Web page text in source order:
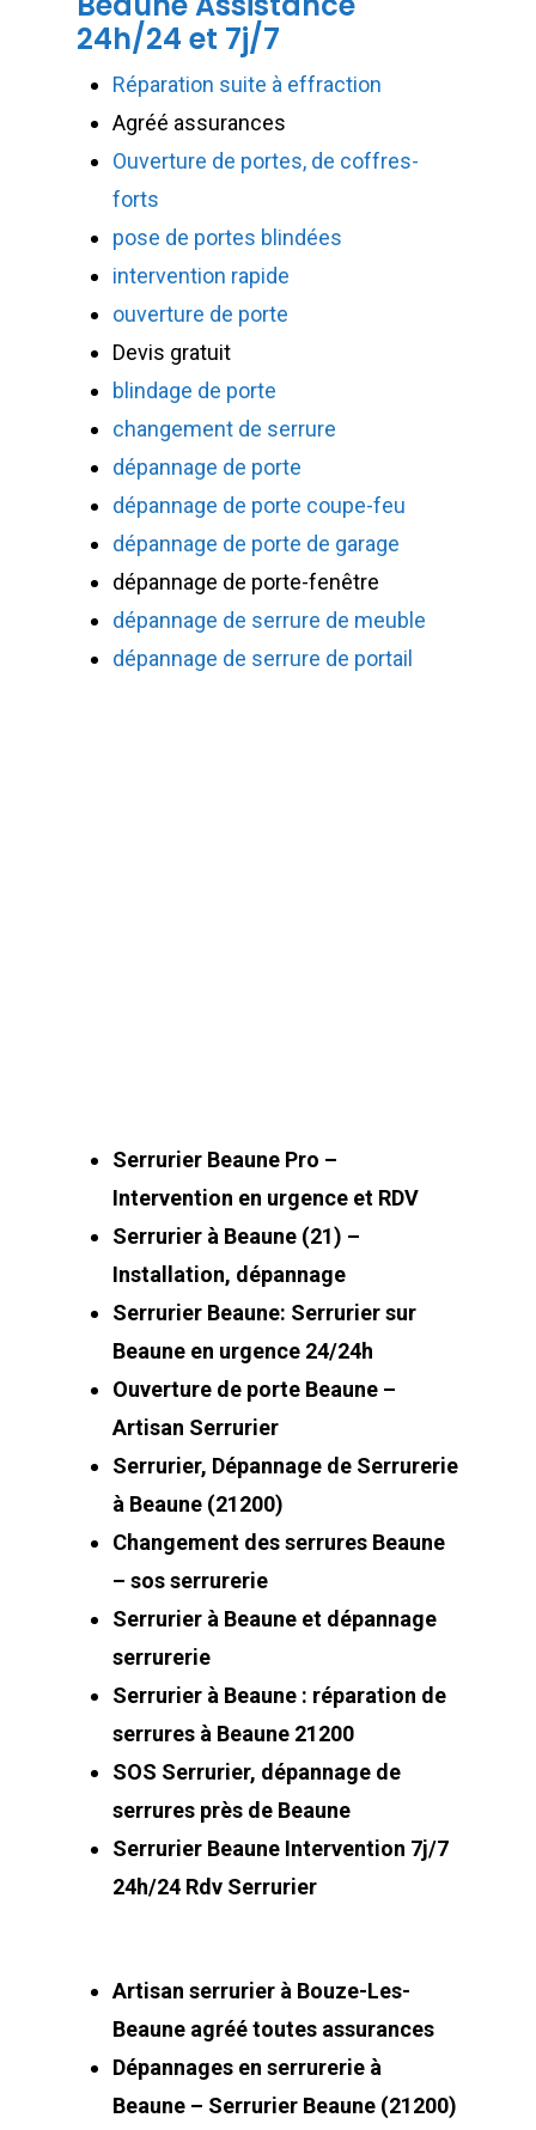
24h/24 et 7j/7
Réparation suite à effraction
Agréé assurances
Ouverture de portes, de coffres-
forts
pose de portes blindées
intervention rapide
ouverture de porte
Devis gratuit
blindage de porte
changement de serrure
dépannage de porte
dépannage de porte coupe-feu
dépannage de porte de garage
dépannage de porte-fenêtre
dépannage de serrure de meuble
dépannage de serrure de portail
Serrurier Beaune Pro –
Intervention en urgence et RDV
Serrurier à Beaune (21) –
Installation, dépannage
Serrurier Beaune: Serrurier sur
Beaune en urgence 24/24h
Ouverture de porte Beaune –
Artisan Serrurier
Serrurier, Dépannage de Serrurerie
à Beaune (21200)
Changement des serrures Beaune
– sos serrurerie
Serrurier à Beaune et dépannage
serrurerie
Serrurier à Beaune : réparation de
serrures à Beaune 21200
SOS Serrurier, dépannage de
serrures près de Beaune
Serrurier Beaune Intervention 7j/7
24h/24 Rdv Serrurier
Artisan serrurier à Bouze-Les-
Beaune agréé toutes assurances
Dépannages en serrurerie à
Beaune – Serrurier Beaune (21200)